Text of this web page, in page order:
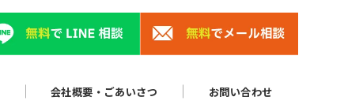
会社概要・ごあいさつ お問い合わせ